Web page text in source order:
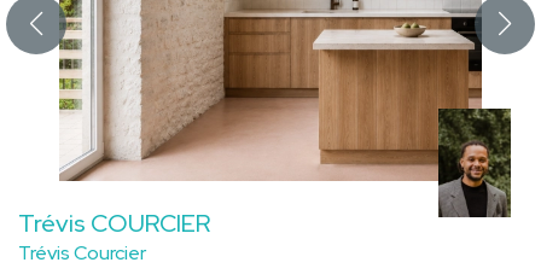
Trévis COURCIER
Trévis Courcier